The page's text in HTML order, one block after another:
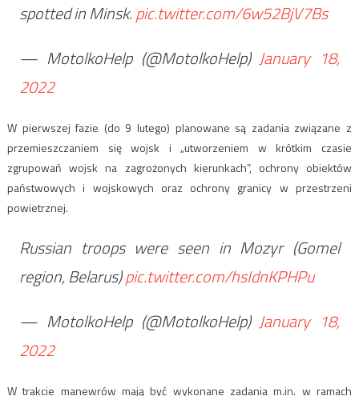
spotted in Minsk.pic.twitter.com/6w52BjV7Bs
— MotolkoHelp (@MotolkoHelp)January 18,
2022
W pierwszej fazie (do 9 lutego) planowane są zadania związane z
przemieszczaniem się wojsk i „utworzeniem w krótkim czasie
zgrupowań wojsk na zagrożonych kierunkach”, ochrony obiektów
państwowych i wojskowych oraz ochrony granicy w przestrzeni
powietrznej.
Russian troops were seen in Mozyr (Gomel
region, Belarus)pic.twitter.com/hsIdnKPHPu
— MotolkoHelp (@MotolkoHelp)January 18,
2022
W trakcie manewrów mają być wykonane zadania m.in. w ramach